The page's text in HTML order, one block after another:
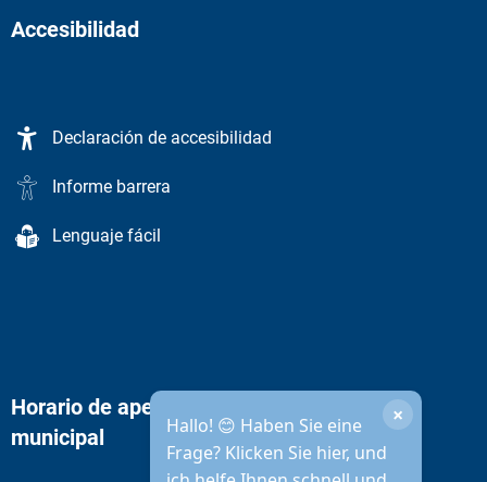
Accesibilidad
Declaración de accesibilidad
Informe barrera
Lenguaje fácil
Hallo! 😊 Haben Sie eine
Frage? Klicken Sie hier, und
×
Horario de apertura de la administración
municipal